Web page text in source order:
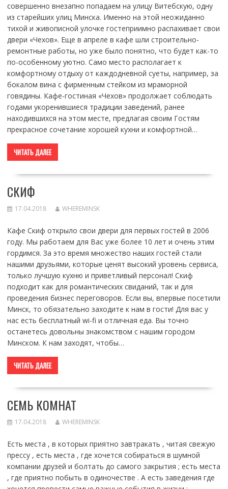
совершенно внезапно попадаем на улицу Витебскую, одну
из старейших улиц Минска. Именно на этой неожиданно
тихой и живописной улочке гостеприимно распахивает свои
двери «Чехов». Еще в апреле в кафе шли строительно-
ремонтные работы, но уже было понятно, что будет как-то
по-особенному уютно. Само место располагает к
комфортному отдыху от каждодневной суеты, например, за
бокалом вина с фирменным стейком из мраморной
говядины. Кафе-гостиная «Чехов» продолжает соблюдать
годами укоренившиеся традиции заведений, ранее
находившихся на этом месте, предлагая своим Гостям
прекрасное сочетание хорошей кухни и комфортной…
ЧИТАТЬ ДАЛЕЕ
СКИФ
17.04.2018 WHEREMINSK
Кафе Скиф открыло свои двери для первых гостей в 2006
году. Мы работаем для Вас уже более 10 лет и очень этим
гордимся. За это время множество наших гостей стали
нашими друзьями, которые ценят высокий уровень сервиса,
только лучшую кухню и приветливый персонал! Скиф
подходит как для романтических свиданий, так и для
проведения бизнес переговоров. Если вы, впервые посетили
Минск, то обязательно заходите к нам в гости! Для вас у
нас есть бесплатный wi-fi и отличная еда. Вы точно
останетесь довольны знакомством с нашим городом
Минском. К нам заходят, чтобы…
ЧИТАТЬ ДАЛЕЕ
СЕМЬ КОМНАТ
17.04.2018 WHEREMINSK
Есть места , в которых приятно завтракать , читая свежую
прессу , есть места , где хочется собираться в шумной
компании друзей и болтать до самого закрытия ; есть места
, где приятно побыть в одиночестве . А есть заведения где